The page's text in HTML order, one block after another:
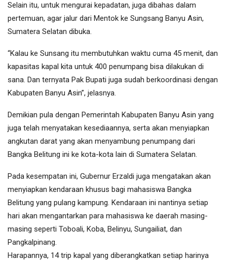
Selain itu, untuk mengurai kepadatan, juga dibahas dalam
pertemuan, agar jalur dari Mentok ke Sungsang Banyu Asin,
Sumatera Selatan dibuka.
“Kalau ke Sunsang itu membutuhkan waktu cuma 45 menit, dan
kapasitas kapal kita untuk 400 penumpang bisa dilakukan di
sana. Dan ternyata Pak Bupati juga sudah berkoordinasi dengan
Kabupaten Banyu Asin”, jelasnya.
Demikian pula dengan Pemerintah Kabupaten Banyu Asin yang
juga telah menyatakan kesediaannya, serta akan menyiapkan
angkutan darat yang akan menyambung penumpang dari
Bangka Belitung ini ke kota-kota lain di Sumatera Selatan.
Pada kesempatan ini, Gubernur Erzaldi juga mengatakan akan
menyiapkan kendaraan khusus bagi mahasiswa Bangka
Belitung yang pulang kampung. Kendaraan ini nantinya setiap
hari akan mengantarkan para mahasiswa ke daerah masing-
masing seperti Toboali, Koba, Belinyu, Sungailiat, dan
Pangkalpinang.
Harapannya, 14 trip kapal yang diberangkatkan setiap harinya